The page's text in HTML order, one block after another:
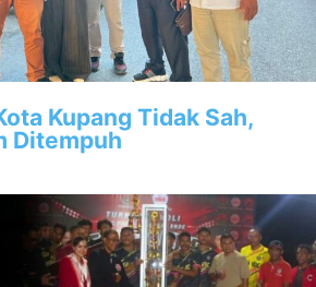
Kupang Tidak Sah,
Ditempuh